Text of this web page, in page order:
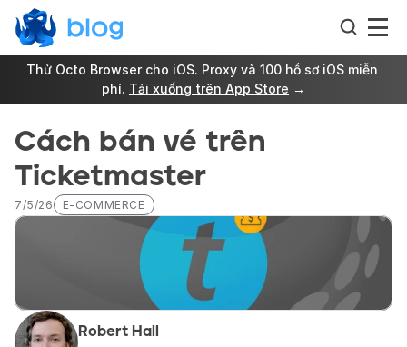
Thử Octo Browser cho iOS. Proxy và 100 hồ sơ iOS miễn
phí. Tải xuống trên App Store →
Cách bán vé trên
Ticketmaster
7/5/26 E-COMMERCE
Robert Hall